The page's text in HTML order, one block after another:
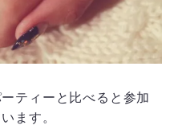
ティーと比べると参加
ます。